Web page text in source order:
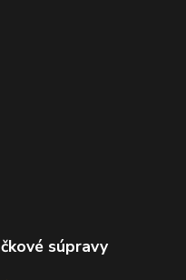
súpravy